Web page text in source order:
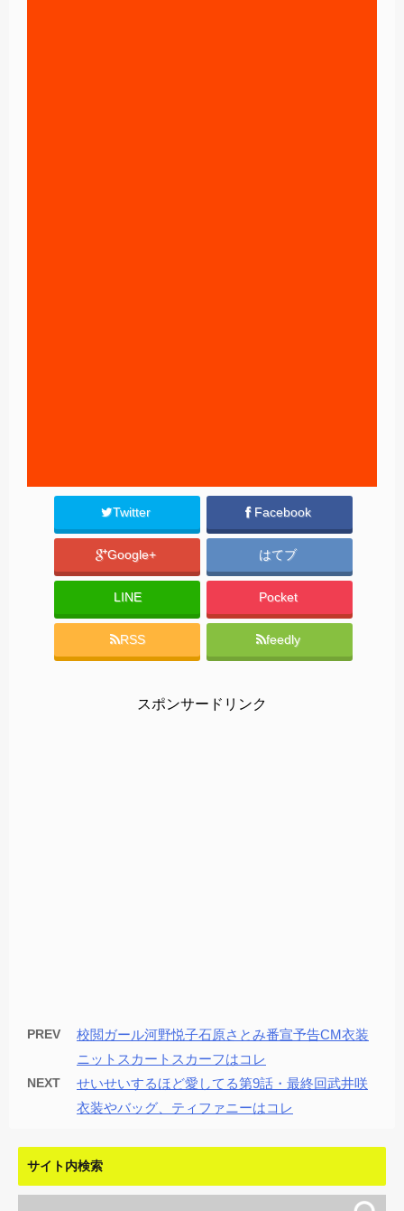
Twitter Facebook
Google+ はてブ
LINE Pocket
RSS feedly
スポンサードリンク
PREV
校閲ガール河野悦子石原さとみ番宣予告CM衣装
ニットスカートスカーフはコレ
NEXT
せいせいするほど愛してる第9話・最終回武井咲
衣装やバッグ、ティファニーはコレ
サイト内検索